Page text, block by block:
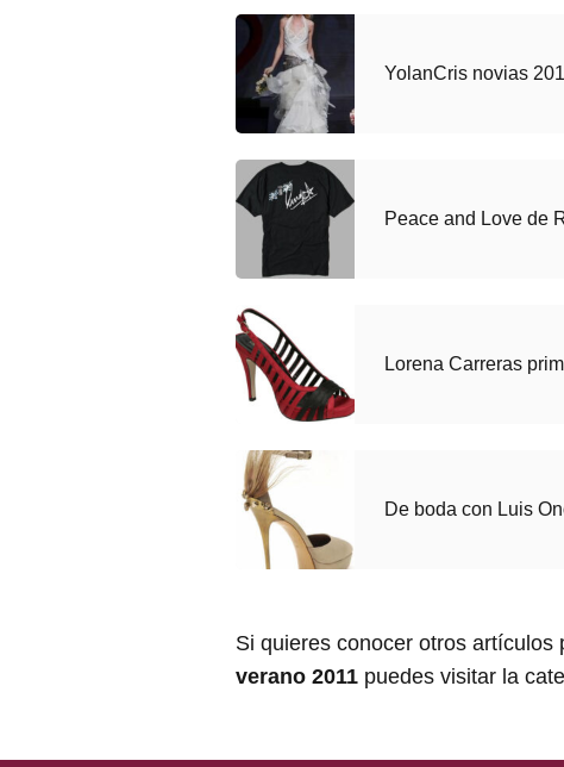
YolanCris novias
Peace and Love de
Lorena Carreras
De boda con Luis
Si quieres conocer otros artículos
verano 2011 puedes visitar la